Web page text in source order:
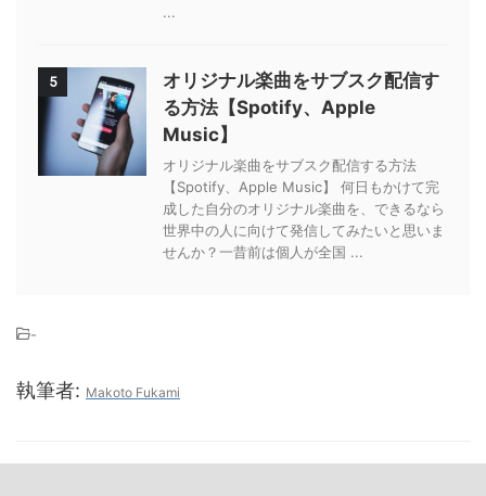
...
5
オリジナル楽曲をサブスク配信す
る方法【Spotify、Apple
Music】
オリジナル楽曲をサブスク配信する方法
【Spotify、Apple Music】 何日もかけて完
成した自分のオリジナル楽曲を、できるなら
世界中の人に向けて発信してみたいと思いま
せんか？一昔前は個人が全国 ...
-
執筆者: Makoto Fukami